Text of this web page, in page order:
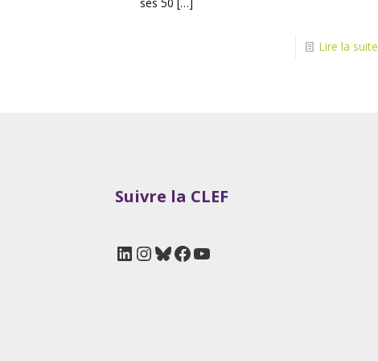
Lire la suite
Suivre la CLEF
LinkedIn
Instagram
Bluesky
Facebook
YouTube